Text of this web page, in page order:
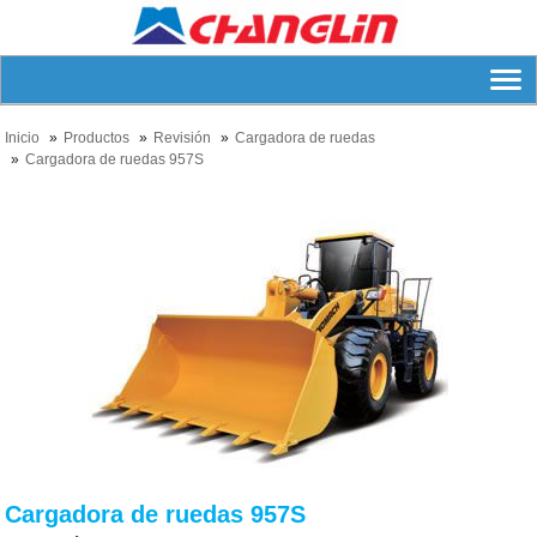
Inicio Productos Revisión
Cargadora de ruedas
Cargadora de ruedas 957S
Cargadora de ruedas 957S